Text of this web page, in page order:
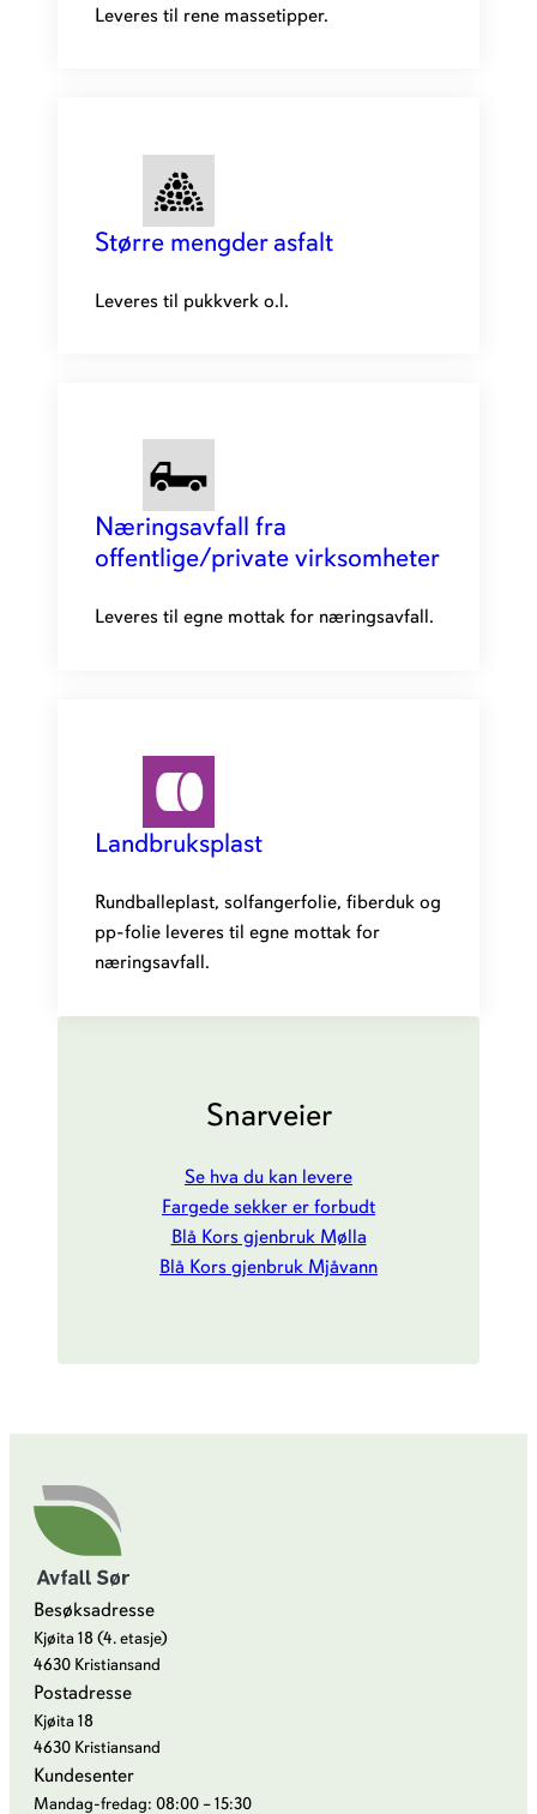
Leveres til rene massetipper.
Større mengder asfalt
Leveres til pukkverk o.l.
Næringsavfall fra
offentlige/private virksomheter
Leveres til egne mottak for næringsavfall.
Landbruksplast
Rundballeplast, solfangerfolie, fiberduk og
pp-folie leveres til egne mottak for
næringsavfall.
Snarveier
Se hva du kan levere
Fargede sekker er forbudt
Blå Kors gjenbruk Mølla
Blå Kors gjenbruk Mjåvann
Besøksadresse
Kjøita 18 (4. etasje)
4630 Kristiansand
Postadresse
Kjøita 18
4630 Kristiansand
Kundesenter
Mandag-fredag: 08:00 – 15:30